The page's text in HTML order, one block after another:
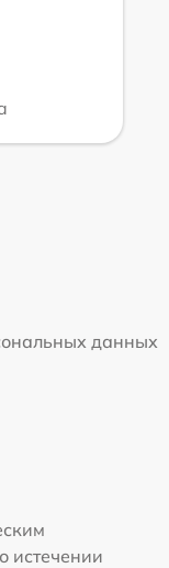
данных
истечении